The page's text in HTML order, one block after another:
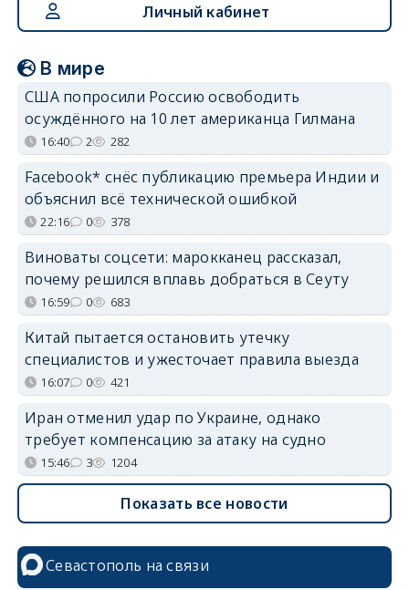
Личный кабинет
В мире
США попросили Россию освободить
осуждённого на 10 лет американца Гилмана
16:40 2 282
Facebook* снёс публикацию премьера Индии и
объяснил всё технической ошибкой
22:16 0 378
Виноваты соцсети: марокканец рассказал,
почему решился вплавь добраться в Сеуту
16:59 0 683
Китай пытается остановить утечку
специалистов и ужесточает правила выезда
16:07 0 421
Иран отменил удар по Украине, однако
требует компенсацию за атаку на судно
15:46 3 1204
Показать все новости
Севастополь на связи